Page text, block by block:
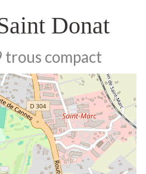
Donat
trous compact